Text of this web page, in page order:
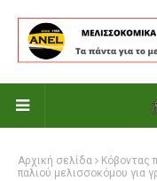
Αρχική σελίδα
Κόβοντας
παλιού μελισσοκόμου για